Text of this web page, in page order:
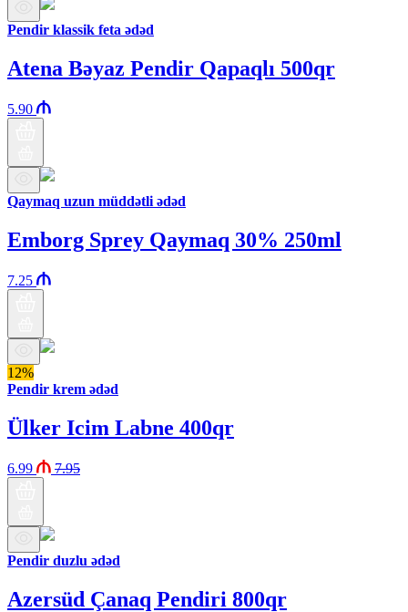
Pendir klassik feta ədəd
Atena Bəyaz Pendir Qapaqlı 500qr
5.90
Qaymaq uzun müddətli ədəd
Emborg Sprey Qaymaq 30% 250ml
7.25
12%
Pendir krem ədəd
Ülker Icim Labne 400qr
6.99 7.95
Pendir duzlu ədəd
Azersüd Çanaq Pendiri 800qr